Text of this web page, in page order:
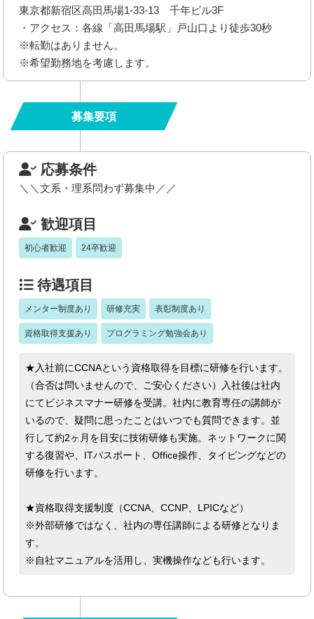
東京都新宿区高田馬場1-33-13 千年ビル3F
・アクセス：各線「高田馬場駅」戸山口より徒歩30秒
※転勤はありません。
※希望勤務地を考慮します。
募集要項
応募条件
＼＼文系・理系問わず募集中／／
歓迎項目
初心者歓迎 24卒歓迎
待遇項目
メンター制度あり 研修充実 表彰制度あり
資格取得支援あり プログラミング勉強会あり
★入社前にCCNAという資格取得を目標に研修を行います。
（合否は問いませんので、ご安心ください）入社後は社内
にてビジネスマナー研修を受講。社内に教育専任の講師が
いるので、疑問に思ったことはいつでも質問できます。並
行して約2ヶ月を目安に技術研修も実施。ネットワークに関
する復習や、ITパスポート、Office操作、タイピングなどの
研修を行います。
★資格取得支援制度（CCNA、CCNP、LPICなど）
※外部研修ではなく、社内の専任講師による研修となりま
す。
※自社マニュアルを活用し、実機操作なども行います。